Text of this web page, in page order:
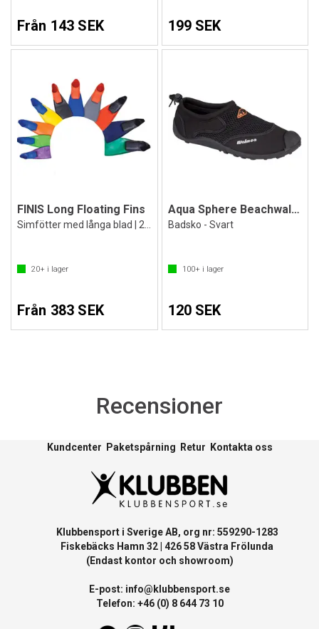
Från 143 SEK 199 SEK
FINIS Long Floating Fins
20+ i lager
Från 383 SEK
Aqua Sphere Beachwalker
Badsko - Svart
100+i lager
120 SEK
Recensioner
Kundcenter Paketspårning Retur Kontakta oss
Klubbensport i Sverige AB, org nr: 559290-1283
Fiskebäcks Hamn 32 | 426 58 Västra Frölunda
(Endast kontor och showroom)
E-post: info@klubbensport.se
Telefon: +46 (0) 8 644 73 10